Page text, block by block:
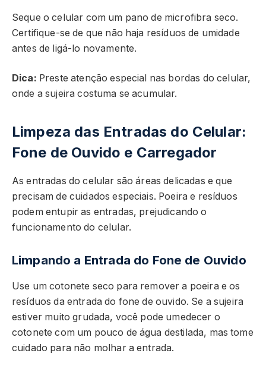
Seque o celular com um pano de microfibra seco.
Certifique-se de que não haja resíduos de umidade
antes de ligá-lo novamente.
Dica: Preste atenção especial nas bordas do celular,
onde a sujeira costuma se acumular.
Limpeza das Entradas do Celular:
Fone de Ouvido e Carregador
As entradas do celular são áreas delicadas e que
precisam de cuidados especiais. Poeira e resíduos
podem entupir as entradas, prejudicando o
funcionamento do celular.
Limpando a Entrada do Fone de Ouvido
Use um cotonete seco para remover a poeira e os
resíduos da entrada do fone de ouvido. Se a sujeira
estiver muito grudada, você pode umedecer o
cotonete com um pouco de água destilada, mas tome
cuidado para não molhar a entrada.